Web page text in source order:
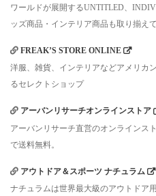
ワールドが展開するUNTITLED、
ッズ商品・インテリア商品も取り揃え
FREAK’S STORE ONLINE
洋服、雑貨、インテリアなどアメリカ
るセレクトショップ
アーバンリサーチオンラインストア
アーバンリサーチ直営のオンラインス
で送料無料。
アウトドア＆スポーツ ナチュラム
ナチュラムは世界最大級のアウトドア